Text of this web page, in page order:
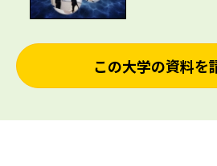
この大学の資料を